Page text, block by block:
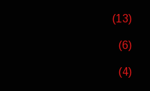
(13)
(6)
(4)